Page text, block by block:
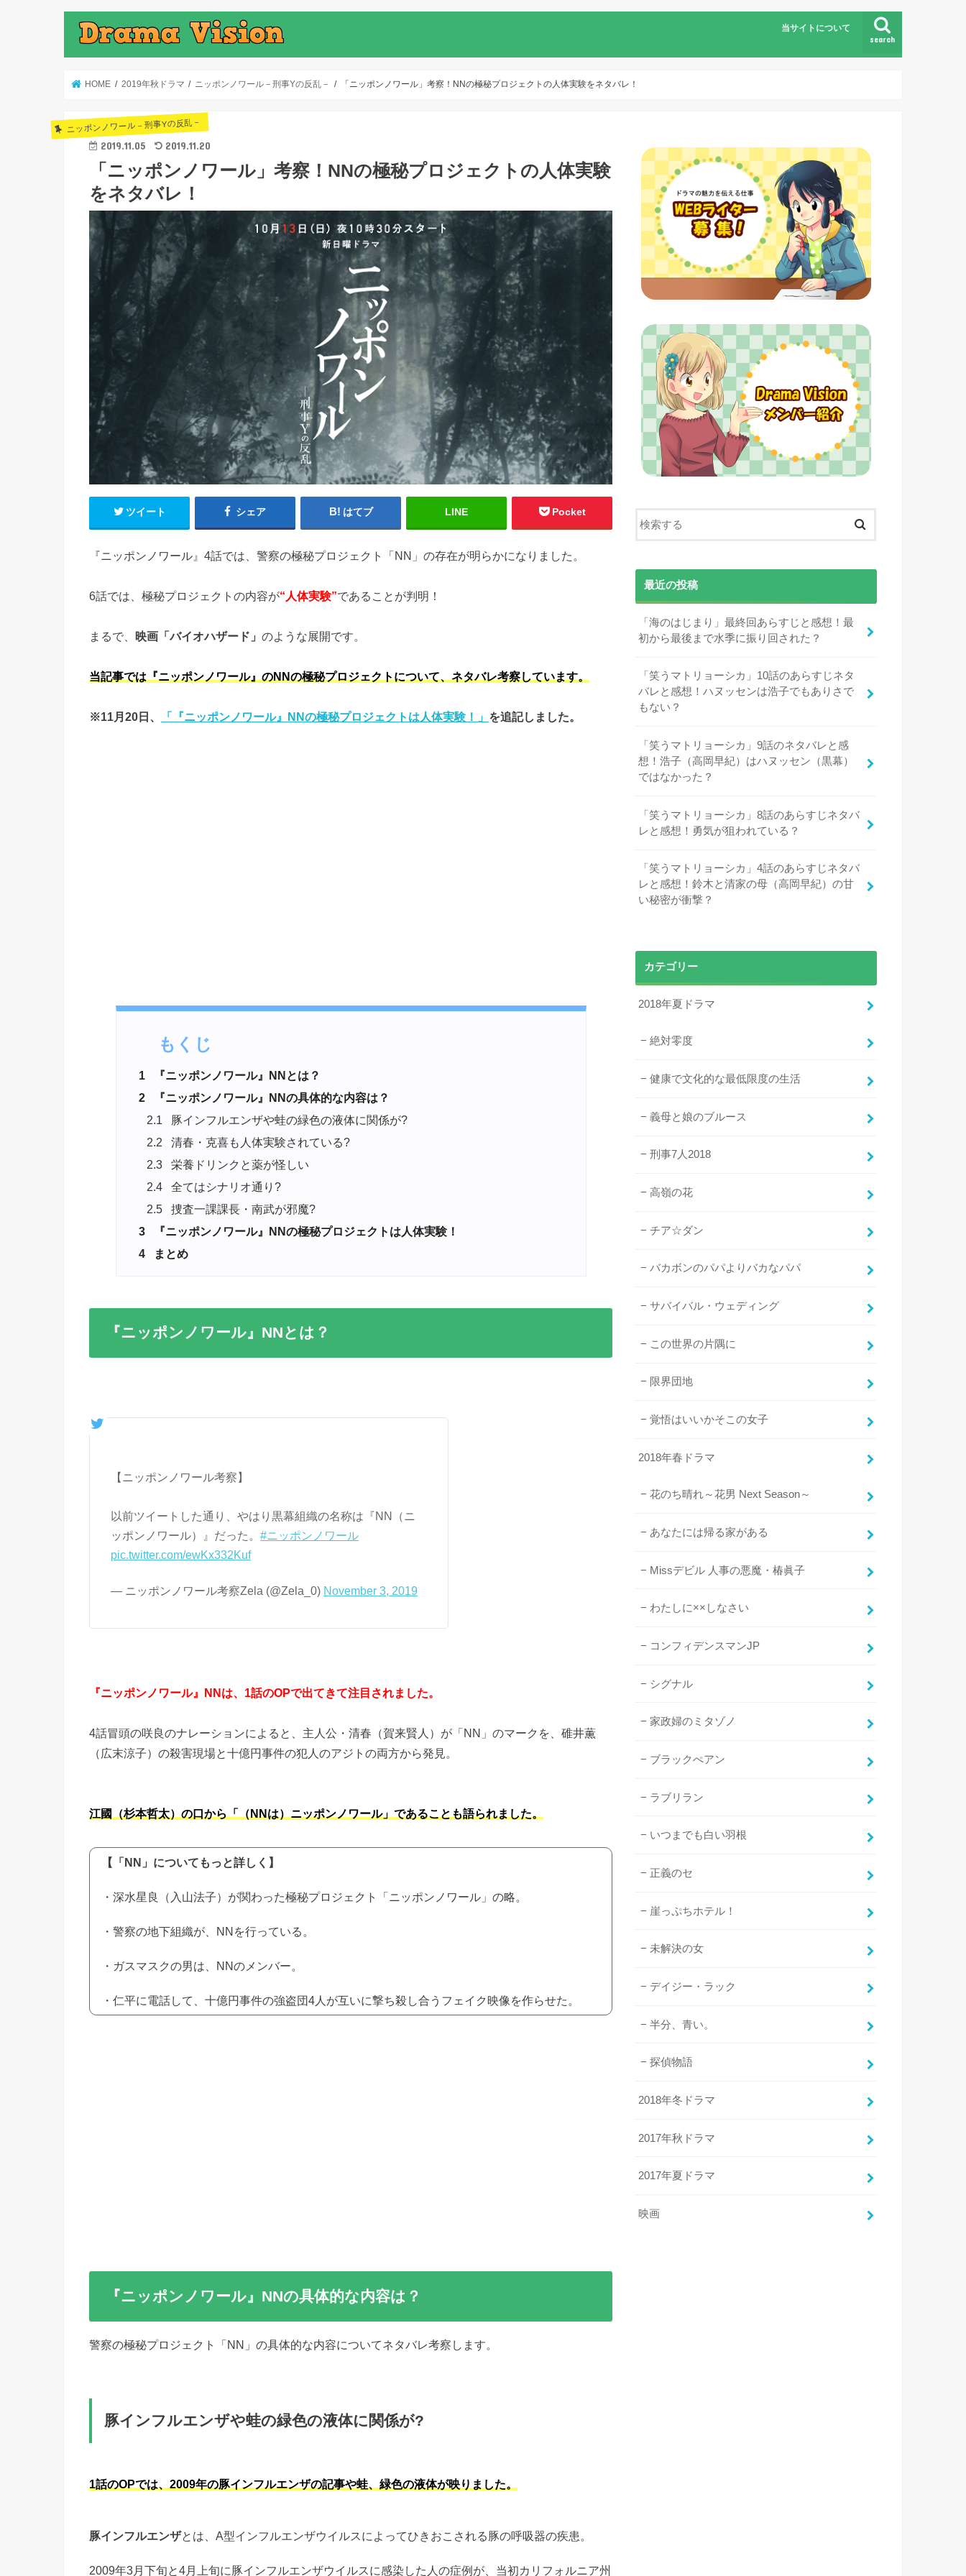
search
当サイトについて
HOME 2019年秋ドラマ ニッポンノワール－刑事Yの反乱－ 「ニッポンノワール」考察！NNの極秘プロジェクトの人体実験をネタバレ！
ニッポンノワール－刑事Yの反乱－
2019.11.05 2019.11.20
「ニッポンノワール」考察！NNの極秘プロジェクトの人体実験
をネタバレ！
ツイート シェア はてブ LINE Pocket
『ニッポンノワール』4話では、警察の極秘プロジェクト「NN」の存在が明らかになりました。
6話では、極秘プロジェクトの内容が“人体実験”であることが判明！
まるで、 映画「バイオハザード」 のような展開です。
当記事では『ニッポンノワール』のNNの極秘プロジェクトについて、ネタバレ考察しています。
※11月20日、 「『ニッポンノワール』NNの極秘プロジェクトは人体実験！」 を追記しました。
もくじ
1
『ニッポンノワール』NNとは？
2
『ニッポンノワール』NNの具体的な内容は？
2.1
豚インフルエンザや蛙の緑色の液体に関係が?
2.2
清春・克喜も人体実験されている?
2.3
栄養ドリンクと薬が怪しい
2.4
全てはシナリオ通り?
2.5
捜査一課課長・南武が邪魔?
3
『ニッポンノワール』NNの極秘プロジェクトは人体実験！
4
まとめ
『ニッポンノワール』NNとは？
【ニッポンノワール考察】
以前ツイートした通り、やはり黒幕組織の名称は『NN（ニ
ッポンノワール）』だった。#ニッポンノワール
pic.twitter.com/ewKx332Kuf
— ニッポンノワール考察Zela (@Zela_0) November 3, 2019
『ニッポンノワール』NNは、1話のOPで出てきて注目されました。
4話冒頭の咲良のナレーションによると、主人公・清春（賀来賢人）が「NN」のマークを、碓井薫
（広末涼子）の殺害現場と十億円事件の犯人のアジトの両方から発見。
江國（杉本哲太）の口から「（NNは）ニッポンノワール」であることも語られました。
【「NN」についてもっと詳しく】
・深水星良（入山法子）が関わった極秘プロジェクト「ニッポンノワール」の略。
・警察の地下組織が、NNを行っている。
・ガスマスクの男は、NNのメンバー。
・仁平に電話して、十億円事件の強盗団4人が互いに撃ち殺し合うフェイク映像を作らせた。
『ニッポンノワール』NNの具体的な内容は？
警察の極秘プロジェクト「NN」の具体的な内容についてネタバレ考察します。
豚インフルエンザや蛙の緑色の液体に関係が?
1話のOPでは、2009年の豚インフルエンザの記事や蛙、緑色の液体が映りました。
豚インフルエンザとは、A型インフルエンザウイルスによってひきおこされる豚の呼吸器の疾患。
2009年3月下旬と4月上旬に豚インフルエンザウイルスに感染した人の症例が、当初カリフォルニア州
最近の投稿
「海のはじまり」最終回あらすじと感想！最
初から最後まで水季に振り回された？
「笑うマトリョーシカ」10話のあらすじネタ
バレと感想！ハヌッセンは浩子でもありさで
もない？
「笑うマトリョーシカ」9話のネタバレと感
想！浩子（高岡早紀）はハヌッセン（黒幕）
ではなかった？
「笑うマトリョーシカ」8話のあらすじネタバ
レと感想！勇気が狙われている？
「笑うマトリョーシカ」4話のあらすじネタバ
レと感想！鈴木と清家の母（高岡早紀）の甘
い秘密が衝撃？
カテゴリー
2018年夏ドラマ
絶対零度
健康で文化的な最低限度の生活
義母と娘のブルース
刑事7人2018
高嶺の花
チア☆ダン
バカボンのパパよりバカなパパ
サバイバル・ウェディング
この世界の片隅に
限界団地
覚悟はいいかそこの女子
2018年春ドラマ
花のち晴れ～花男 Next Season～
あなたには帰る家がある
Missデビル 人事の悪魔・椿眞子
わたしに××しなさい
コンフィデンスマンJP
シグナル
家政婦のミタゾノ
ブラックぺアン
ラブリラン
いつまでも白い羽根
正義のセ
崖っぷちホテル！
未解決の女
デイジー・ラック
半分、青い。
探偵物語
2018年冬ドラマ
2017年秋ドラマ
2017年夏ドラマ
映画